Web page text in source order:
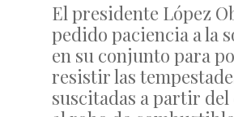
El presidente López
pedido paciencia a la
en su conjunto para
resistir las
suscitadas a partir del